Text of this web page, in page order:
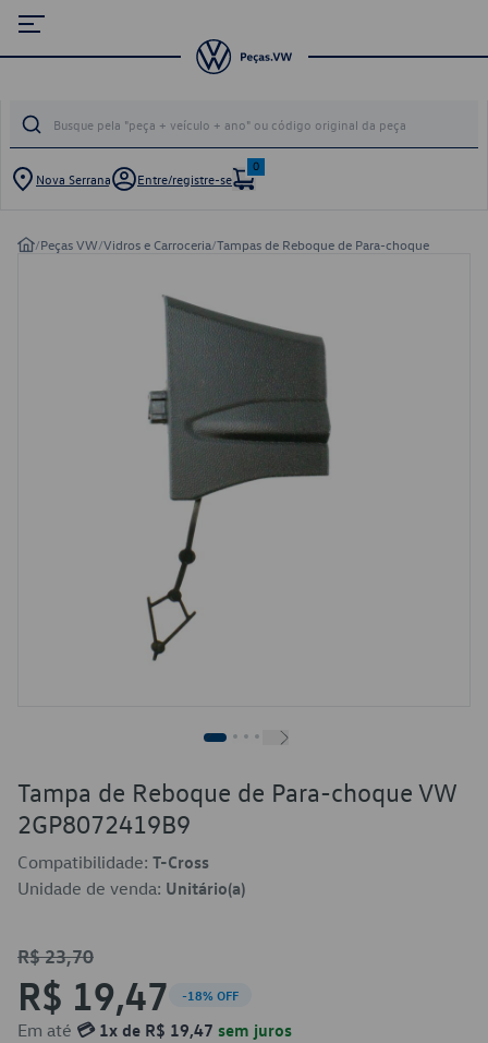
Nova Serrana Entre/registre-se
0
/Peças VW/Vidros e Carroceria/Tampas de Reboque de Para-choque
Tampa de Reboque de Para-choque VW
2GP8072419B9
Compatibilidade: T-Cross
Unidade de venda: Unitário(a)
R$ 23,70
R$ 19,47 -18% OFF
Em até 💳 1x de R$ 19,47 sem juros